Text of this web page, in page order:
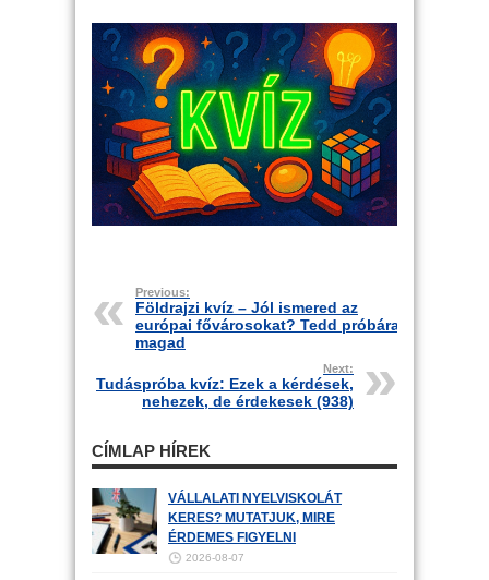
Previous:
Földrajzi kvíz – Jól ismered az
európai fővárosokat? Tedd próbára
magad
Next:
Tudáspróba kvíz: Ezek a kérdések,
nehezek, de érdekesek (938)
CÍMLAP HÍREK
VÁLLALATI NYELVISKOLÁT
KERES? MUTATJUK, MIRE
ÉRDEMES FIGYELNI
2026-08-07